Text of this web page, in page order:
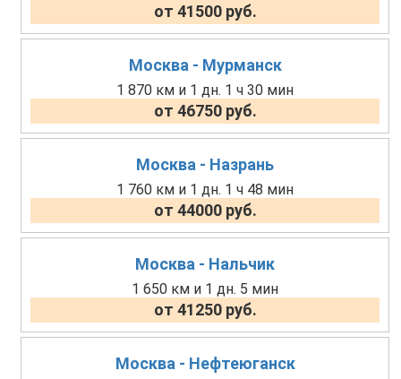
от 41500 руб.
Москва - Мурманск
1 870 км и 1 дн. 1 ч 30 мин
от 46750 руб.
Москва - Назрань
1 760 км и 1 дн. 1 ч 48 мин
от 44000 руб.
Москва - Нальчик
1 650 км и 1 дн. 5 мин
от 41250 руб.
Москва - Нефтеюганск